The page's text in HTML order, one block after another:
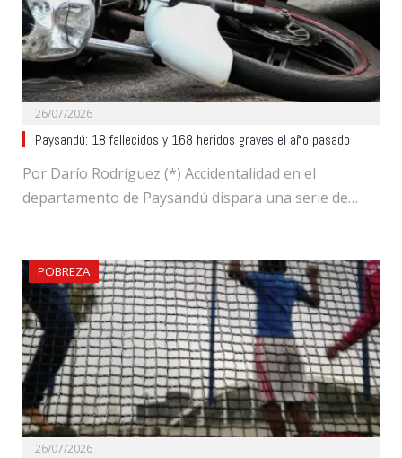
26/07/2026
Paysandú: 18 fallecidos y 168 heridos graves el año pasado
Por Darío Rodríguez (*) Accidentalidad en el
departamento de Paysandú dispara una serie de…
POBREZA
26/07/2026